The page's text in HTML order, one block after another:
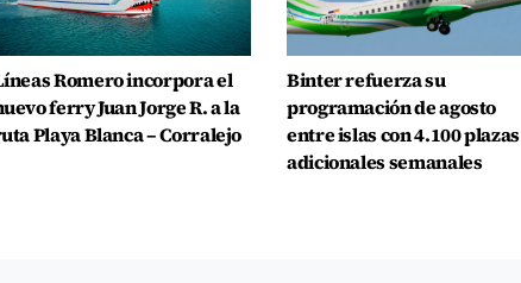
Romero incorpora el
ferry Juan Jorge R. a la
Playa Blanca – Corralejo
Binter refuerza su
programación de agosto
entre islas con 4.100 plazas
adicionales semanales